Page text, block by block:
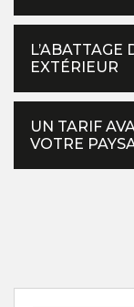
L’ABATTAGE
EXTÉRIEUR
UN TARIF
VOTRE